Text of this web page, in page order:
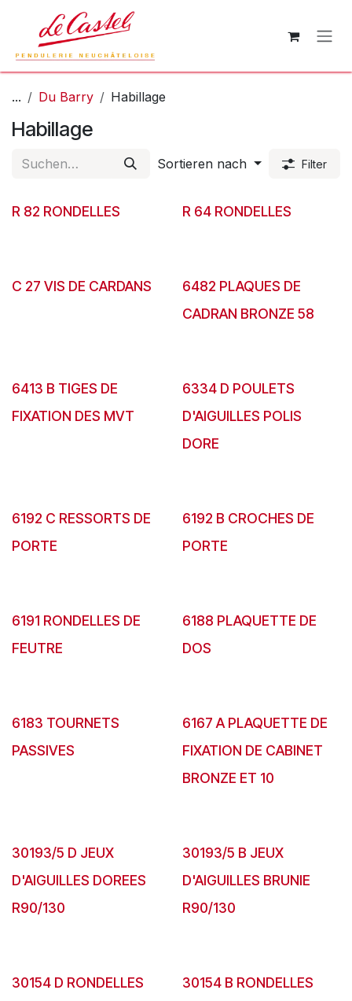
Zum Inhalt springen
... Du Barry Habillage
Habillage
Sortieren nach Filter
R 82 RONDELLES R 64 RONDELLES
C 27 VIS DE CARDANS
6482 PLAQUES DE
CADRAN BRONZE 58
6413 B TIGES DE
FIXATION DES MVT
6334 D POULETS
D'AIGUILLES POLIS
DORE
6192 C RESSORTS DE
PORTE
6192 B CROCHES DE
PORTE
6191 RONDELLES DE
FEUTRE
6188 PLAQUETTE DE
DOS
6183 TOURNETS
PASSIVES
6167 A PLAQUETTE DE
FIXATION DE CABINET
BRONZE ET 10
30193/5 D JEUX
D'AIGUILLES DOREES
R90/130
30193/5 B JEUX
D'AIGUILLES BRUNIE
R90/130
30154 D RONDELLES
30154 B RONDELLES